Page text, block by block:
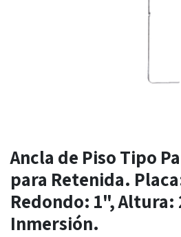
Ancla de Piso Tipo
para Retenida.
Redondo: 1", Altura:
Inmersión.